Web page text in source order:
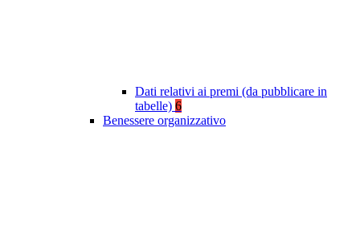
Dati relativi ai premi (da pubblicare in
tabelle) 6
Benessere organizzativo